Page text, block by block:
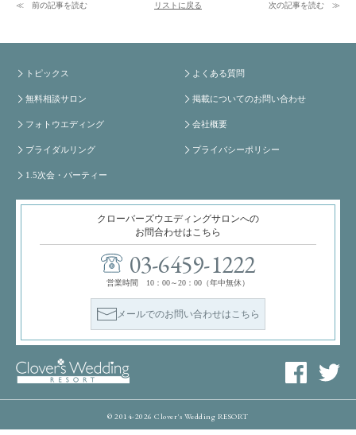
前の記事を読む リストに戻る 次の記事を読む
トピックス
無料相談サロン
フォトウエディング
ブライダルリング
1.5次会・パーティー
よくある質問
掲載についてのお問い合わせ
会社概要
プライバシーポリシー
クローバーズウエディングサロンへの
お問合わせはこちら
03-6459-1222
営業時間 10：00～20：00（年中無休）
メールでのお問い合わせはこちら
© 2014-2026 Clover's Wedding RESORT